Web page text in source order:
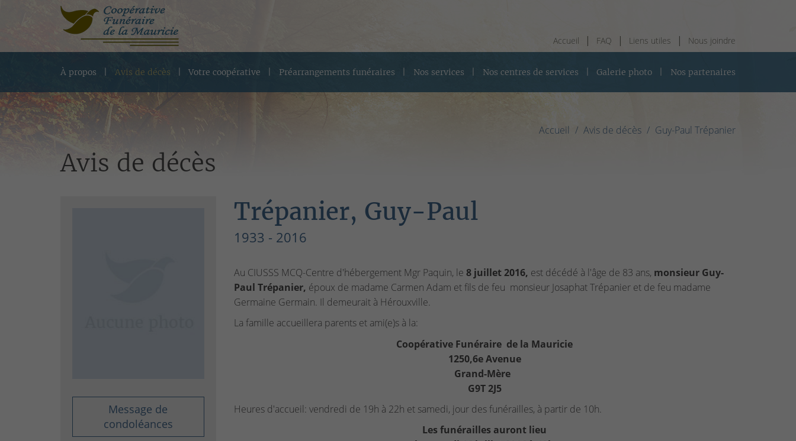
Accueil FAQ Liens utiles Nous joindre
À propos Avis de décès Votre coopérative Préarrangements funéraires Nos services Nos centres de services Galerie photo Nos partenaires
Accueil Avis de décès Guy-Paul Trépanier
Avis de décès
Message de
condoléances
Trépanier, Guy-Paul
1933 - 2016
Au CIUSSS MCQ-Centre d'hébergement Mgr Paquin, le 8 juillet 2016, est décédé à l'âge de 83 ans, monsieur Guy-
Paul Trépanier, époux de madame Carmen Adam et fils de feu monsieur Josaphat Trépanier et de feu madame
Germaine Germain. Il demeurait à Hérouxville.
La famille accueillera parents et ami(e)s à la:
Coopérative Funéraire de la Mauricie
1250,6e Avenue
Grand-Mère
G9T 2J5
Heures d'accueil: vendredi de 19h à 22h et samedi, jour des funérailles, à partir de 10h.
Les funérailles auront lieu